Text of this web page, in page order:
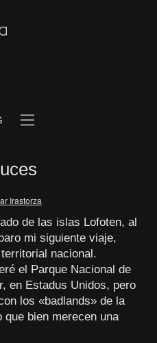
Irastorza
de las islas Lofoten, al
mi siguiente viaje,
nacional.
el Parque Nacional de
en Estadus Unidos, pero
los «badlands» de la
bien merecen una